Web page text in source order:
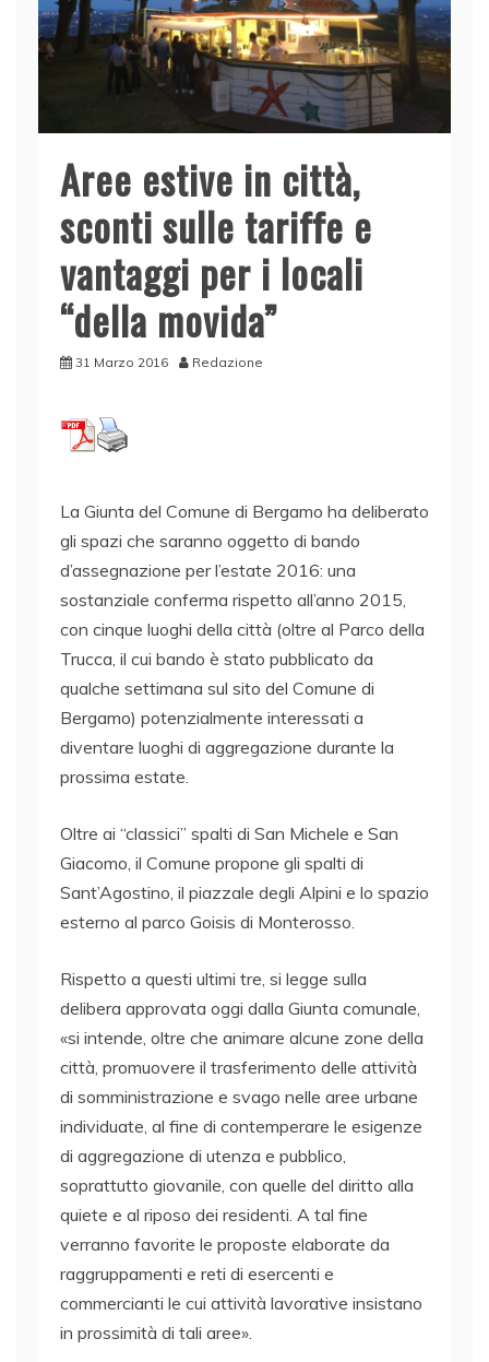
Aree estive in città,
sconti sulle tariffe e
vantaggi per i locali
“della movida”
31 Marzo 2016 Redazione
La Giunta del Comune di Bergamo ha deliberato
gli spazi che saranno oggetto di bando
d’assegnazione per l’estate 2016: una
sostanziale conferma rispetto all’anno 2015,
con cinque luoghi della città (oltre al Parco della
Trucca, il cui bando è stato pubblicato da
qualche settimana sul sito del Comune di
Bergamo) potenzialmente interessati a
diventare luoghi di aggregazione durante la
prossima estate.
Oltre ai “classici” spalti di San Michele e San
Giacomo, il Comune propone gli spalti di
Sant’Agostino, il piazzale degli Alpini e lo spazio
esterno al parco Goisis di Monterosso.
Rispetto a questi ultimi tre, si legge sulla
delibera approvata oggi dalla Giunta comunale,
«si intende, oltre che animare alcune zone della
città, promuovere il trasferimento delle attività
di somministrazione e svago nelle aree urbane
individuate, al fine di contemperare le esigenze
di aggregazione di utenza e pubblico,
soprattutto giovanile, con quelle del diritto alla
quiete e al riposo dei residenti. A tal fine
verranno favorite le proposte elaborate da
raggruppamenti e reti di esercenti e
commercianti le cui attività lavorative insistano
in prossimità di tali aree».